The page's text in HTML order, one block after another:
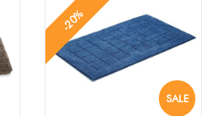
SALE
-20%